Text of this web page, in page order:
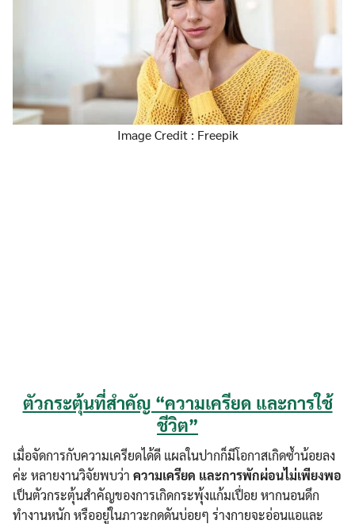
Search
Image Credit : Freepik
ตัวกระตุ้นที่สำคัญ “ความเครียด และการใช้
ชีวิต”
เมื่อจัดการกับความเครียดได้ดี แผลในปากก็มีโอกาสเกิดซ้ำน้อยลง
ค่ะ หลายงานวิจัยพบว่า ความเครียด และการพักผ่อนไม่เพียงพอ
เป็นตัวกระตุ้นสำคัญของการเกิดกระพุ้งแก้มเปื่อย หากนอนดึก
ทำงานหนัก หรืออยู่ในภาวะกดดันบ่อยๆ ร่างกายจะอ่อนแอและ